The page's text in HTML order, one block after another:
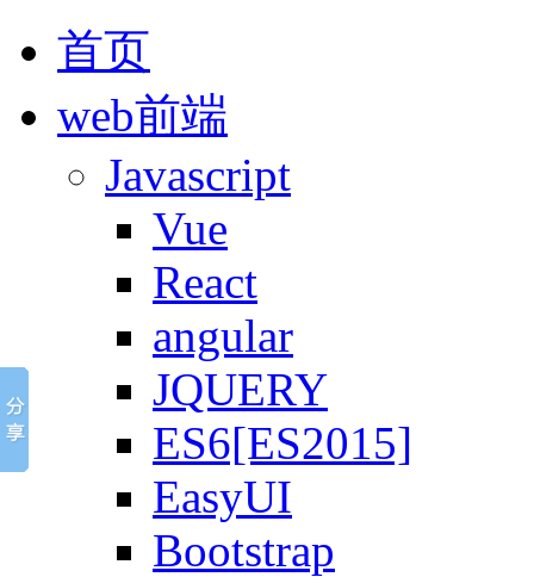
首页
web前端
Javascript
Vue
React
angular
JQUERY
ES6[ES2015]
EasyUI
Bootstrap